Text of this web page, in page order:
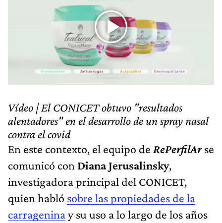
Vídeo | El CONICET obtuvo "resultados
alentadores" en el desarrollo de un spray nasal
contra el covid
En este contexto, el equipo de RePerfilArse
comunicó con Diana Jerusalinsky,
investigadora principal del CONICET,
quien habló sobre las propiedades de la
carrageninay su uso a lo largo de los años